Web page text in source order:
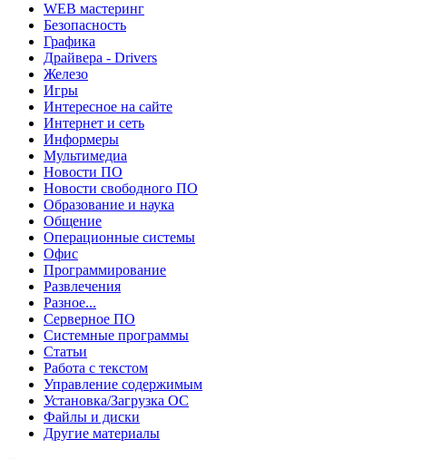
WEB мастеринг
Безопасность
Графика
Драйвера - Drivers
Железо
Игры
Интересное на сайте
Интернет и сеть
Информеры
Мультимедиа
Новости ПО
Новости свободного ПО
Образование и наука
Общение
Операционные системы
Офис
Программирование
Развлечения
Разное...
Серверное ПО
Системные программы
Статьи
Работа с текстом
Управление содержимым
Установка/Загрузка ОС
Файлы и диски
Другие материалы